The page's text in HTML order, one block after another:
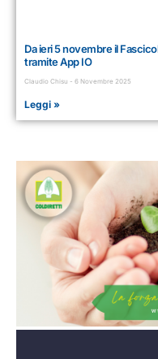
Da ieri 5 novembre il
tramite App IO
Claudio Chisu 6 Novembre 2025
Leggi »